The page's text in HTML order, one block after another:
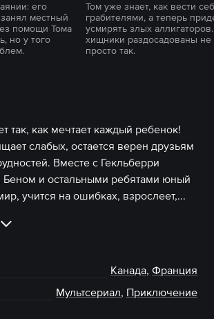
его
местный
помощи Тома
но у того
Том уже знает, как вести
грабителями, а теперь
усмирять злых
хищники раздосадованы не
просто так.
так, как мечтает каждый ребенок!
слабых, остается верен друзьям
Вместе с Гекльберри
и остальными ребятами юный
учится на ошибках, взрослеет,...
Канада, Франция
Мультсериал, Приключение